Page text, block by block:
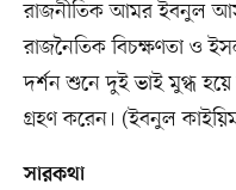
রাজনীতিক আমর ইবনুল আস
রাজনৈতিক বিচক্ষণতা ও
দর্শন শুনে দুই ভাই মুগ্ধ
গ্রহণ করেন। (ইবনুল
সারকথা